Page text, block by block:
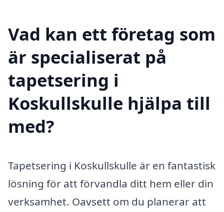
Vad kan ett företag som
är specialiserat på
tapetsering i
Koskullskulle hjälpa till
med?
Tapetsering i Koskullskulle är en fantastisk
lösning för att förvandla ditt hem eller din
verksamhet. Oavsett om du planerar att